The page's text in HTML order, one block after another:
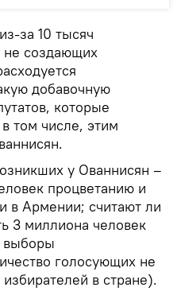
за 10 тысяч
создающих
добавочную
которые
том числе, этим
у Ованнисян –
процветанию и
в Армении; считают ли
3 миллиона человек
выборы
голосующих не
избирателей в стране).